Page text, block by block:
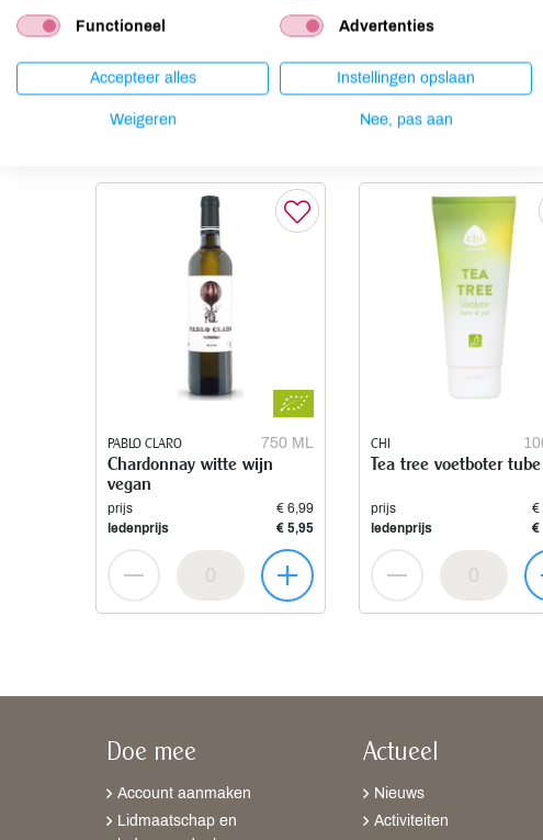
Noten
niet aanwezig
Anderen kochten ook
PABLO CLARO 750 ML
Chardonnay witte wijn
vegan
prijs
€ 6,99
ledenprijs
€ 5,95
CHI
Tea tree voetboter tube
prijs
€
ledenprijs
€
Doe mee
Account aanmaken
Lidmaatschap en
Actueel
Nieuws
Activiteiten
Functioneel Advertenties
Accepteer alles Instellingen opslaan
Weigeren Nee, pas aan